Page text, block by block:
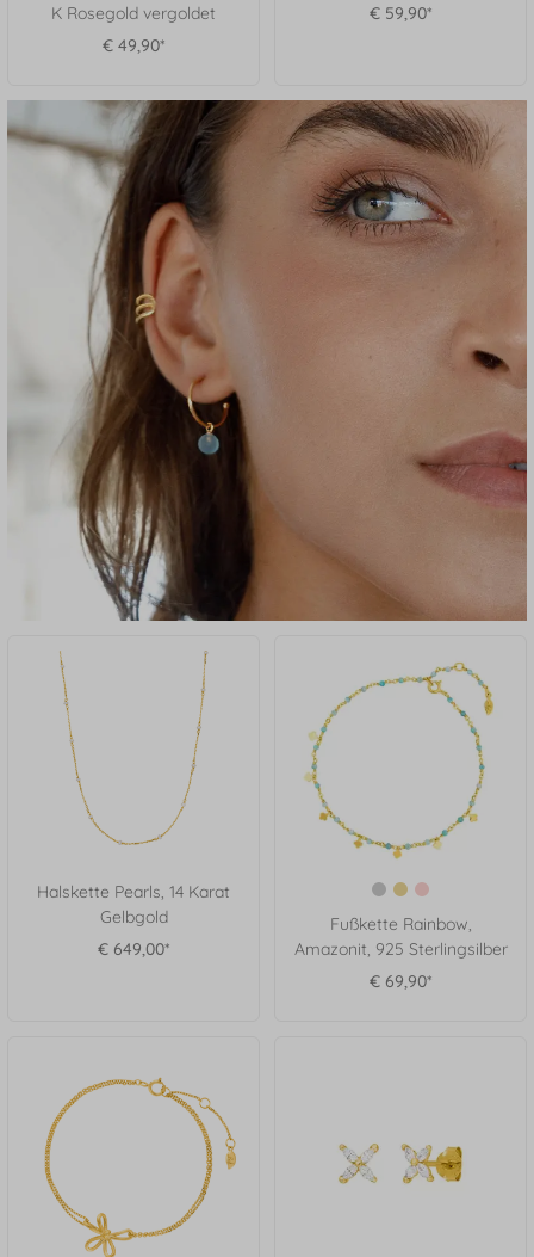
K Rosegold vergoldet
€ 49,90*
€ 59,90*
Halskette Pearls, 14 Karat
Gelbgold
€ 649,00*
Fußkette Rainbow,
Amazonit, 925 Sterlingsilber
€ 69,90*